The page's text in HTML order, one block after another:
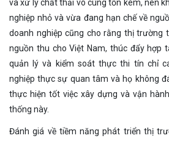
và xử lý chất thải vô cùng tốn kém, nên
nghiệp nhỏ và vừa đang hạn chế về
doanh nghiệp cũng cho rằng thị trường
nguồn thu cho Việt Nam, thúc đẩy hợp
quản lý và kiểm soát thực thi tín chỉ
nghiệp thực sự quan tâm và họ không
thực hiện tốt việc xây dựng và vận
thống này.
Đánh giá về tiềm năng phát triển thị